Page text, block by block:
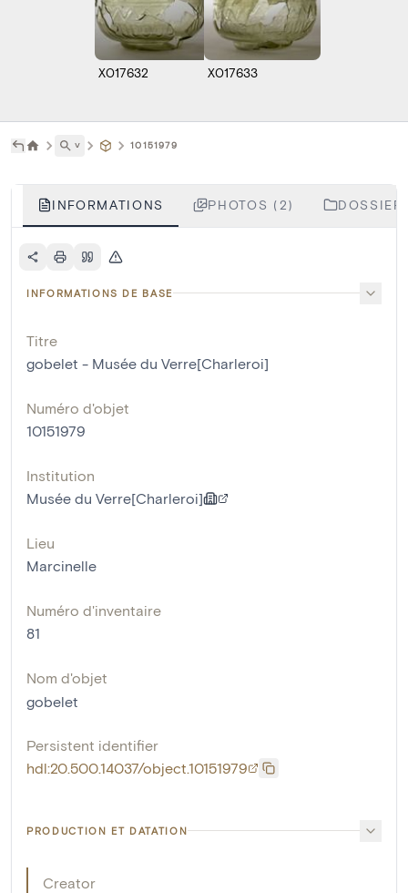
X017632 X017633
˅ 10151979
INFORMATIONS PHOTOS (2)
INFORMATIONS DE BASE
Titre
gobelet - Musée du Verre[Charleroi]
Numéro d'objet
10151979
Institution
Musée du Verre[Charleroi]
Lieu
Marcinelle
Numéro d'inventaire
81
Nom d'objet
gobelet
Persistent identifier
hdl:20.500.14037/object.10151979
PRODUCTION ET DATATION
Creator